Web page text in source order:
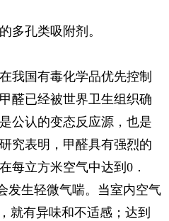
多孔类吸附剂。
我国有毒化学品优先控制
醛已经被世界卫生组织确
公认的变态反应源，也是
究表明，甲醛具有强烈的
每立方米空气中达到0．
发生轻微气喘。当室内空气
就有异味和不适感；达到